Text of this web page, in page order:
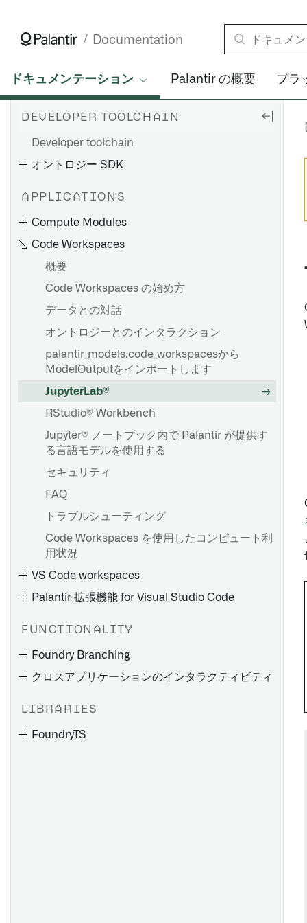
Documentation
ドキュメンテーション Palantir の概要 プラ
DEVELOPER TOOLCHAIN
Developer toolchain
オントロジー SDK
APPLICATIONS
Compute Modules
実行モード
コンテナ
スケーリング
Sources
関数
Code Workspaces
概要
Code Workspaces の始め方
データとの対話
オントロジーとのインタラクション
palantir_models.code_workspacesから
ModelOutputをインポートします
JupyterLab®
RStudio® Workbench
Jupyter® ノートブック内で Palantir が提供す
る言語モデルを使用する
セキュリティ
FAQ
トラブルシューティング
Code Workspaces を使用したコンピュート利
用状況
VS Code workspaces
Palantir 拡張機能 for Visual Studio Code
FUNCTIONALITY
Foundry Branching
ベストプラクティスと技術的詳細
クロスアプリケーションのインタラクティビティ
概要
LIBRARIES
FoundryTS